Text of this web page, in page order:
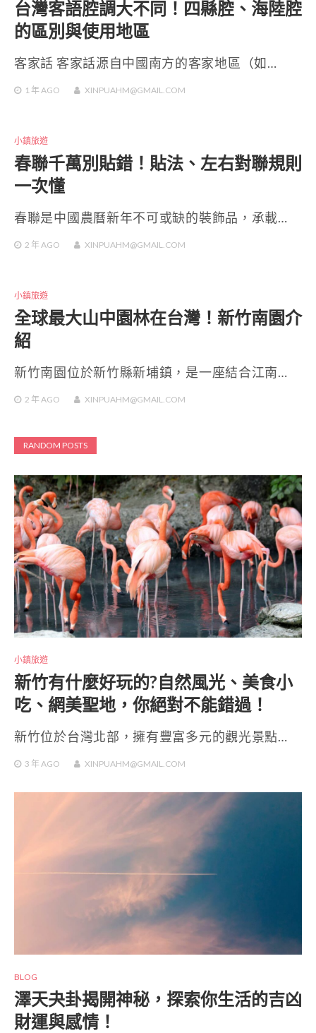
台灣客語腔調大不同！四縣腔、海陸腔
的區別與使用地區
客家話 客家話源自中國南方的客家地區（如…
1 年AGO XINPUAHM@GMAIL.COM
小鎮旅遊
春聯千萬別貼錯！貼法、左右對聯規則
一次懂
春聯是中國農曆新年不可或缺的裝飾品，承載…
2 年AGO XINPUAHM@GMAIL.COM
小鎮旅遊
全球最大山中園林在台灣！新竹南園介
紹
新竹南園位於新竹縣新埔鎮，是一座結合江南…
2 年AGO XINPUAHM@GMAIL.COM
RANDOM POSTS
小鎮旅遊
新竹有什麼好玩的?自然風光、美食小
吃、網美聖地，你絕對不能錯過！
新竹位於台灣北部，擁有豐富多元的觀光景點…
3 年AGO XINPUAHM@GMAIL.COM
BLOG
澤天夬卦揭開神秘，探索你生活的吉凶
財運與感情！